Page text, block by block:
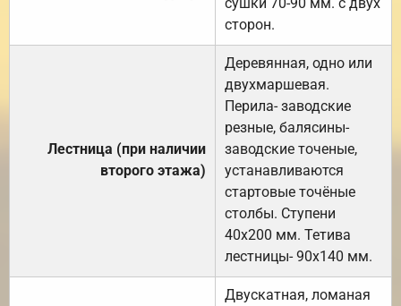
сторон.
Лестница (при наличии
второго этажа)
Деревянная, одно или
двухмаршевая.
Перила- заводские
резные, балясины-
заводские точеные,
устанавливаются
стартовые точёные
столбы. Ступени
40х200 мм. Тетива
лестницы- 90х140 мм.
Двускатная, ломаная